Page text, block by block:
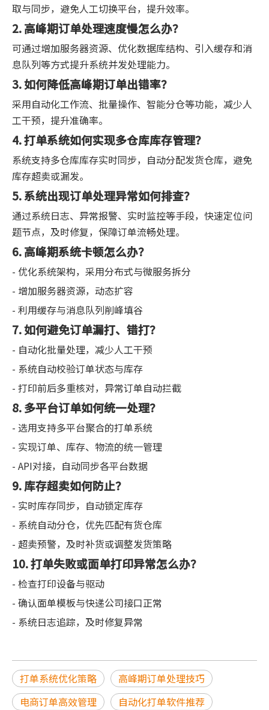
取与同步，避免人工切换平台，提升效率。
2. 高峰期订单处理速度慢怎么办？
可通过增加服务器资源、优化数据库结构、引入缓存和消
息队列等方式提升系统并发处理能力。
3. 如何降低高峰期订单出错率？
采用自动化工作流、批量操作、智能分仓等功能，减少人
工干预，提升准确率。
4. 打单系统如何实现多仓库库存管理？
系统支持多仓库库存实时同步，自动分配发货仓库，避免
库存超卖或漏发。
5. 系统出现订单处理异常如何排查？
通过系统日志、异常报警、实时监控等手段，快速定位问
题节点，及时修复，保障订单流畅处理。
6. 高峰期系统卡顿怎么办？
- 优化系统架构，采用分布式与微服务拆分
- 增加服务器资源，动态扩容
- 利用缓存与消息队列削峰填谷
7. 如何避免订单漏打、错打？
- 自动化批量处理，减少人工干预
- 系统自动校验订单状态与库存
- 打印前后多重核对，异常订单自动拦截
8. 多平台订单如何统一处理？
- 选用支持多平台聚合的打单系统
- 实现订单、库存、物流的统一管理
- API对接，自动同步各平台数据
9. 库存超卖如何防止？
- 实时库存同步，自动锁定库存
- 系统自动分仓，优先匹配有货仓库
- 超卖预警，及时补货或调整发货策略
10. 打单失败或面单打印异常怎么办？
- 检查打印设备与驱动
- 确认面单模板与快递公司接口正常
- 系统日志追踪，及时修复异常
打单系统优化策略
高峰期订单处理技巧
电商订单高效管理
自动化打单软件推荐